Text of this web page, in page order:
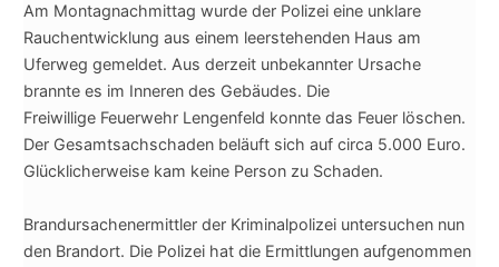
Am Montagnachmittag wurde der Polizei eine unklare
Rauchentwicklung aus einem leerstehenden Haus am
Uferweg gemeldet. Aus derzeit unbekannter Ursache
brannte es im Inneren des Gebäudes. Die
Freiwillige Feuerwehr Lengenfeld konnte das Feuer löschen.
Der Gesamtsachschaden beläuft sich auf circa 5.000 Euro.
Glücklicherweise kam keine Person zu Schaden.
Brandursachenermittler der Kriminalpolizei untersuchen nun
den Brandort. Die Polizei hat die Ermittlungen aufgenommen